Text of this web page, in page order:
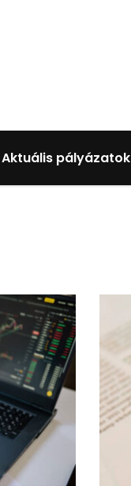
Aktuális pályázatok